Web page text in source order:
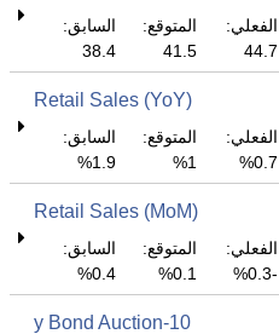
الفعلي:
44.7
المتوقع:
41.5
السابق:
38.4
Retail Sales (YoY)
الفعلي:
0.7%
المتوقع:
1%
السابق:
1.9%
Retail Sales (MoM)
الفعلي:
-0.3%
المتوقع:
0.1%
السابق:
0.4%
10-y Bond Auction